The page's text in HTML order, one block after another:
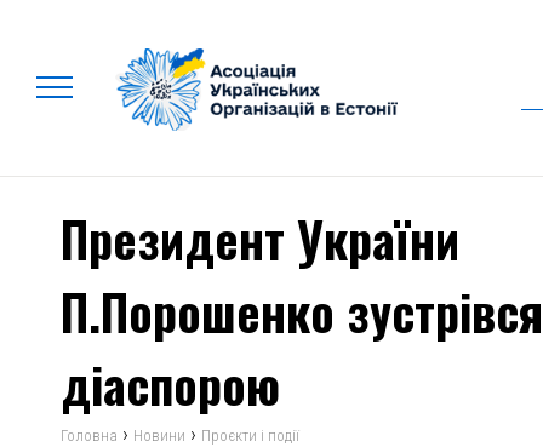
Президент України
П.Порошенко
діаспорою
Головна › Новини › Проєкти і події